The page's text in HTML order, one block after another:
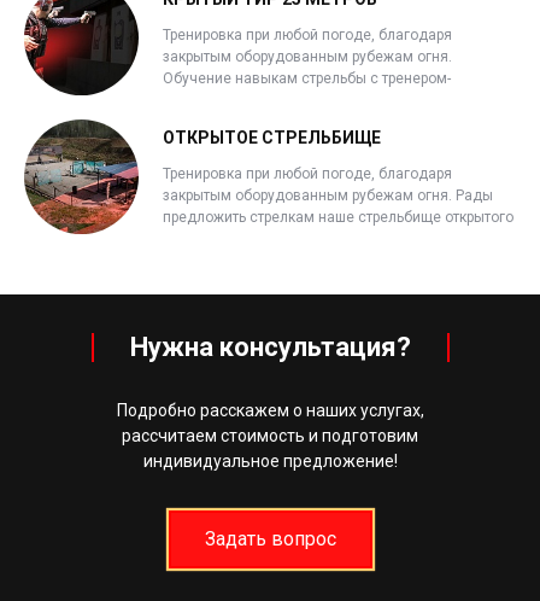
Тренировка при любой погоде, благодаря
закрытым оборудованным рубежам огня.
Обучение навыкам стрельбы с тренером-
ОТКРЫТОЕ СТРЕЛЬБИЩЕ
Тренировка при любой погоде, благодаря
закрытым оборудованным рубежам огня. Рады
предложить стрелкам наше стрельбище открытого
Нужна консультация?
Подробно расскажем о наших услугах,
рассчитаем стоимость и подготовим
индивидуальное предложение!
Задать вопрос